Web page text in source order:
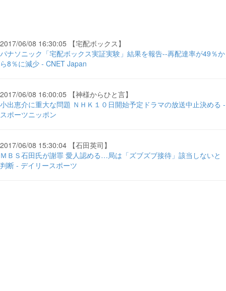
2017/06/08 16:30:05 【宅配ボックス】
パナソニック「宅配ボックス実証実験」結果を報告--再配達率が49％か
ら8％に減少 - CNET Japan
2017/06/08 16:00:05 【神様からひと言】
小出恵介に重大な問題 ＮＨＫ１０日開始予定ドラマの放送中止決める -
スポーツニッポン
2017/06/08 15:30:04 【石田英司】
ＭＢＳ石田氏が謝罪 愛人認める…局は「ズブズブ接待」該当しないと
判断 - デイリースポーツ